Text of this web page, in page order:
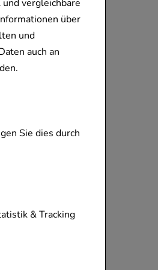
vergleichbare
über
und
auch an
Sie dies durch
unserer
nicht
& Tracking